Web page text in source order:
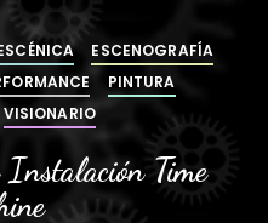
ESCENOGRAFÍA
PINTURA
VISIONARIO
Instalación Time